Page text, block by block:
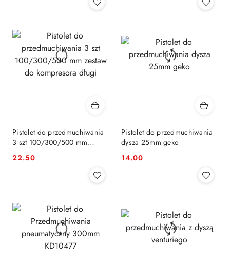
Pistolet do przedmuchiwania
3 szt 100/300/500 mm
Cena:
22.50
Pistolet do przedmuchiwania
dysza 25mm geko
Cena:
14.00